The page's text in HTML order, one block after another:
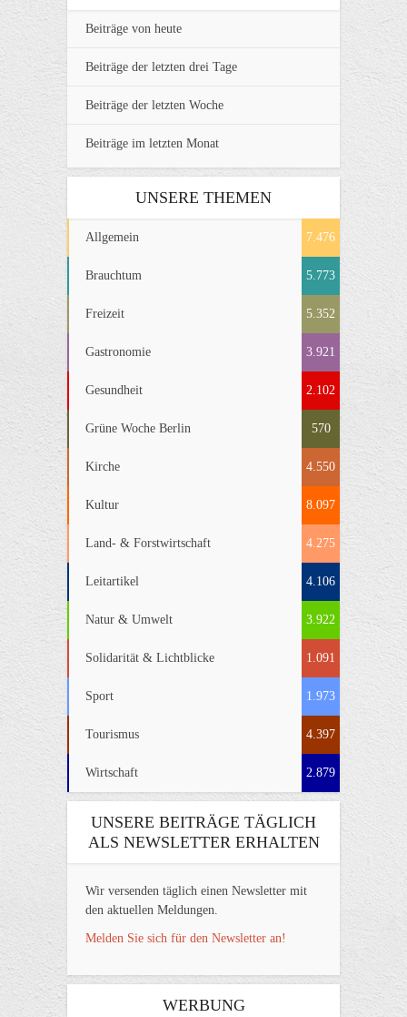
Beiträge von heute
Beiträge der letzten drei Tage
Beiträge der letzten Woche
Beiträge im letzten Monat
UNSERE THEMEN
Allgemein 7.476
Brauchtum 5.773
Freizeit 5.352
Gastronomie 3.921
Gesundheit 2.102
Grüne Woche Berlin 570
Kirche 4.550
Kultur 8.097
Land- & Forstwirtschaft 4.275
Leitartikel 4.106
Natur & Umwelt 3.922
Solidarität & Lichtblicke 1.091
Sport 1.973
Tourismus 4.397
Wirtschaft 2.879
UNSERE BEITRÄGE TÄGLICH
ALS NEWSLETTER ERHALTEN
Wir versenden täglich einen Newsletter mit
den aktuellen Meldungen.
Melden Sie sich für den Newsletter an!
WERBUNG